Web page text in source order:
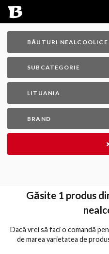
BĂUTURI NEALCOOLICE
SUBCATEGORIE
LITUANIA
BRAND
Găsite 1 produs
Dacă vrei să faci o comandă
de marea varietatea de